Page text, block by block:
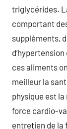
triglycérides.
comportant
suppléments,
ces aliments
meilleur la
physique est
force cardio-
entretien de la